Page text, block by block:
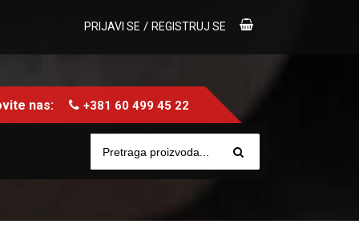
PRIJAVI SE / REGISTRUJ SE
nas: +381 60 499 45 22